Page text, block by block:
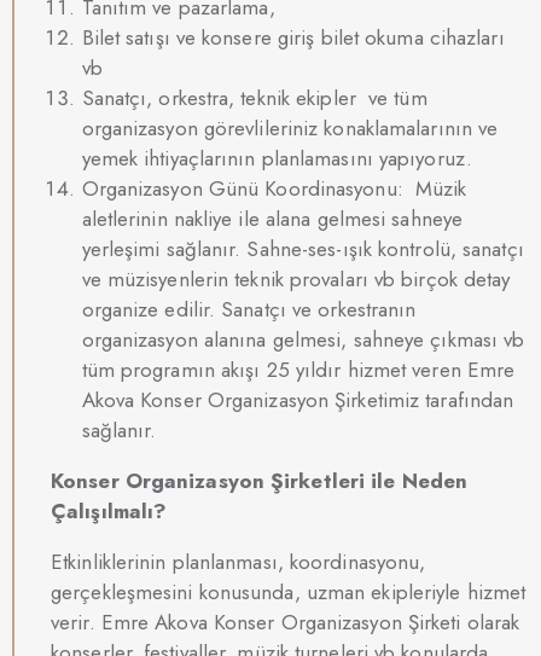
Tanıtım ve pazarlama,
Bilet satışı ve konsere giriş bilet okuma cihazları
vb
Sanatçı, orkestra, teknik ekipler ve tüm
organizasyon görevlileriniz konaklamalarının ve
yemek ihtiyaçlarının planlamasını yapıyoruz.
Organizasyon Günü Koordinasyonu: Müzik
aletlerinin nakliye ile alana gelmesi sahneye
yerleşimi sağlanır. Sahne-ses-ışık kontrolü, sanatçı
ve müzisyenlerin teknik provaları vb birçok detay
organize edilir. Sanatçı ve orkestranın
organizasyon alanına gelmesi, sahneye çıkması vb
tüm programın akışı 25 yıldır hizmet veren Emre
Akova Konser Organizasyon Şirketimiz tarafından
sağlanır.
Konser Organizasyon Şirketleri ile Neden
Çalışılmalı?
Etkinliklerinin planlanması, koordinasyonu,
gerçekleşmesini konusunda, uzman ekipleriyle hizmet
verir. Emre Akova Konser Organizasyon Şirketi olarak